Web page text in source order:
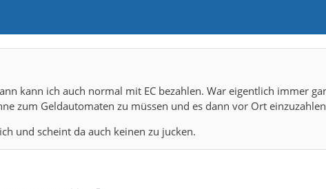
kann ich auch normal mit EC bezahlen. War eigentlich immer
zum Geldautomaten zu müssen und es dann vor Ort
und scheint da auch keinen zu jucken.